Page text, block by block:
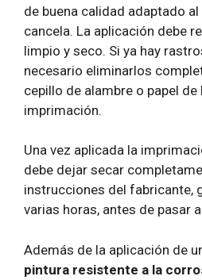
de buena calidad adaptado
cancela. La aplicación debe
limpio y seco. Si ya hay
necesario eliminarlos
cepillo de alambre o papel
imprimación.
Una vez aplicada la
debe dejar secar
instrucciones del fabricante,
varias horas, antes de pasar
Además de la aplicación de
pintura resistente a la